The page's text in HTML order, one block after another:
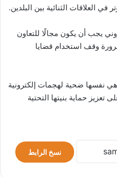
في العلاقات الثنائية بين البلدين.
يجب أن يكون مجالًا للتعاون
وقف استخدام قضايا
نفسها ضحية لهجمات إلكترونية
حماية بنيتها التحتية
نسخ الرابط